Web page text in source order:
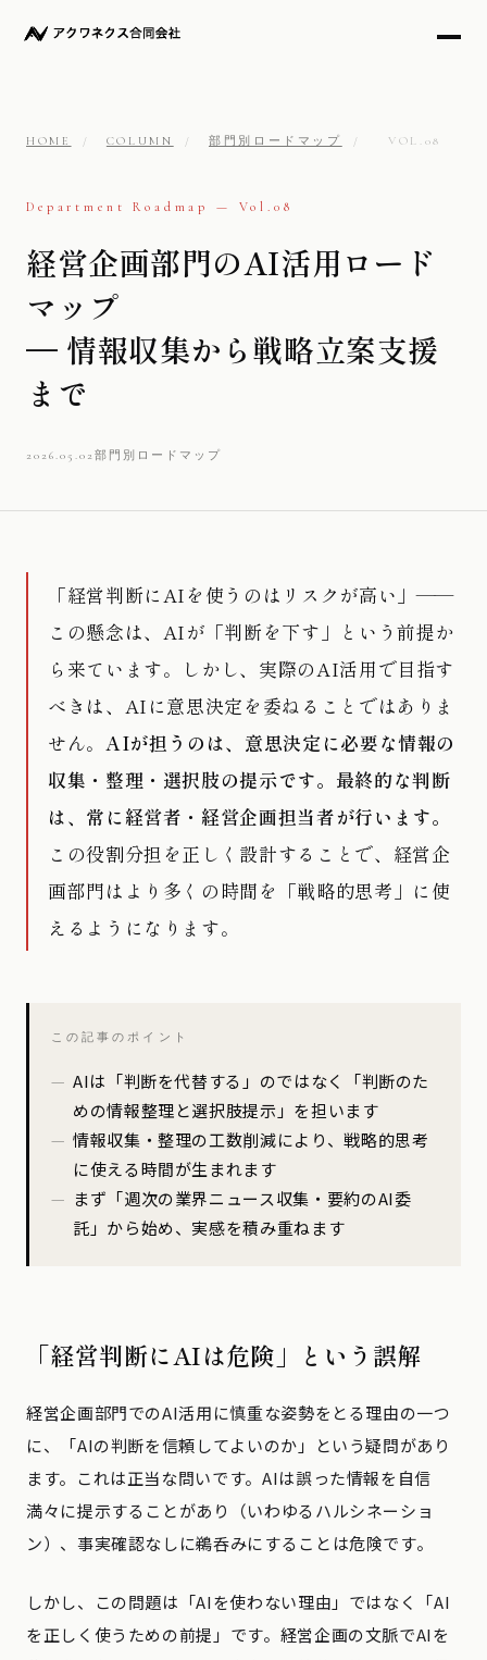
HOME / COLUMN / 部門別ロードマップ / VOL.08
Department Roadmap — Vol.08
経営企画部門のAI活用ロード
マップ
— 情報収集から戦略立案支援
まで
2026.05.02部門別ロードマップ
「経営判断にAIを使うのはリスクが高い」——
この懸念は、AIが「判断を下す」という前提か
ら来ています。しかし、実際のAI活用で目指す
べきは、AIに意思決定を委ねることではありま
せん。 AIが担うのは、意思決定に必要な情報の
収集・整理・選択肢の提示です。最終的な判断
は、常に経営者・経営企画担当者が行います。
この役割分担を正しく設計することで、経営企
画部門はより多くの時間を「戦略的思考」に使
えるようになります。
この記事のポイント
AIは「判断を代替する」のではなく「判断のた
めの情報整理と選択肢提示」を担います
情報収集・整理の工数削減により、戦略的思考
に使える時間が生まれます
まず「週次の業界ニュース収集・要約のAI委
託」から始め、実感を積み重ねます
「経営判断にAIは危険」という誤解
経営企画部門でのAI活用に慎重な姿勢をとる理由の一つ
に、「AIの判断を信頼してよいのか」という疑問があり
ます。これは正当な問いです。AIは誤った情報を自信
満々に提示することがあり（いわゆるハルシネーショ
ン）、事実確認なしに鵜呑みにすることは危険です。
しかし、この問題は「AIを使わない理由」ではなく「AI
を正しく使うための前提」です。経営企画の文脈でAIを